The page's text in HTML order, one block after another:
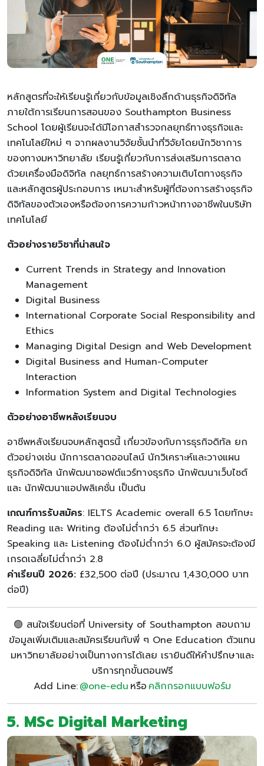
หลักสูตรที่จะให้เรียนรู้เกี่ยวกับข้อมูลเชิงลึกด้านธุรกิจดิจิทัล
ภายใต้การเรียนการสอนของ Southampton Business
School โดยผู้เรียนจะได้มีโอกาสสำรวจกลยุทธ์ทางธุรกิจและ
เทคโนโลยีใหม่ ๆ จากผลงานวิจัยชั้นนำที่วิจัยโดยนักวิชาการ
ของทางมหาวิทยาลัย เรียนรู้เกี่ยวกับการส่งเสริมการตลาด
ด้วยเครื่องมือดิจิทัล กลยุทธ์การสร้างความเติบโตทางธุรกิจ
และหลักสูตรผู้ประกอบการ เหมาะสำหรับผู้ที่ต้องการสร้างธุรกิจ
ดิจิทัลของตัวเองหรือต้องการความก้าวหน้าทางอาชีพในบริษัท
เทคโนโลยี
ตัวอย่างรายวิชาที่น่าสนใจ
Current Trends in Strategy and Innovation
Management
Digital Business
International Corporate Social Responsibility and
Ethics
Managing Digital Design and Web Development
Digital Business and Human-Computer
Interaction
Information System and Digital Technologies
ตัวอย่างอาชีพหลังเรียนจบ
อาชีพหลังเรียนจบหลักสูตรนี้ เกี่ยวข้องกับการธุรกิจดิทัล ยก
ตัวอย่างเช่น นักการตลาดออนไลน์ นักวิเคราะห์และวางแผน
ธุรกิจดิจิทัล นักพัฒนาซอฟต์แวร์ทางธุรกิจ นักพัฒนาเว็บไซต์
และ นักพัฒนาแอปพลิเคชั่น เป็นต้น
เกณฑ์การรับสมัคร: IELTS Academic overall 6.5 โดยทักษะ
Reading และ Writing ต้องไม่ต่ำกว่า 6.5 ส่วนทักษะ
Speaking และ Listening ต้องไม่ต่ำกว่า 6.0 ผู้สมัครจะต้องมี
เกรดเฉลี่ยไม่ต่ำกว่า 2.8
ค่าเรียนปี 2026: £32,500 ต่อปี (ประมาณ 1,430,000 บาท
ต่อปี)
🟢 สนใจเรียนต่อที่ University of Southampton สอบถาม
ข้อมูลเพิ่มเติมและสมัครเรียนกับพี่ ๆ One Education ตัวแทน
มหาวิทยาลัยอย่างเป็นทางการได้เลย เรายินดีให้คำปรึกษาและ
บริการทุกขั้นตอนฟรี
Add Line:@one-edu หรือ คลิกกรอกแบบฟอร์ม
5. MSc Digital Marketing